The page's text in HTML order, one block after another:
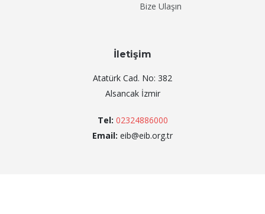
Bize Ulaşın
İletişim
Atatürk Cad. No: 382
Alsancak İzmir
Tel: 02324886000
Email: eib@eib.org.tr